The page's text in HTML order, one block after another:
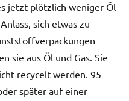
jetzt plötzlich weniger Öl
sich etwas zu
sie aus Öl und Gas. Sie
recycelt werden. 95
später auf einer